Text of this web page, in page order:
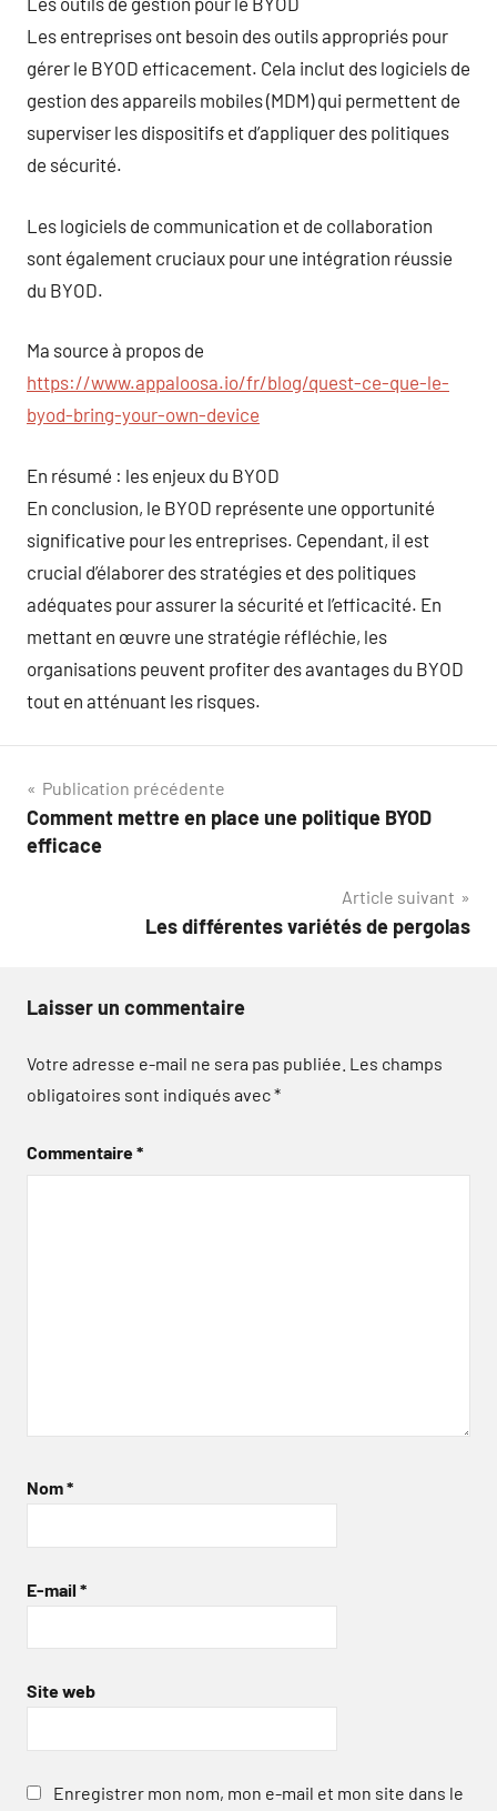
Les entreprises ont besoin des outils appropriés pour
gérer le BYOD efficacement. Cela inclut des logiciels de
gestion des appareils mobiles (MDM) qui permettent de
superviser les dispositifs et d’appliquer des politiques
de sécurité.
Les logiciels de communication et de collaboration
sont également cruciaux pour une intégration réussie
du BYOD.
Ma source à propos de
https://www.appaloosa.io/fr/blog/quest-ce-que-le-
byod-bring-your-own-device
En résumé : les enjeux du BYOD
En conclusion, le BYOD représente une opportunité
significative pour les entreprises. Cependant, il est
crucial d’élaborer des stratégies et des politiques
adéquates pour assurer la sécurité et l’efficacité. En
mettant en œuvre une stratégie réfléchie, les
organisations peuvent profiter des avantages du BYOD
tout en atténuant les risques.
Navigation
de
Publication précédente
Comment mettre en place une politique BYOD
efficace
Article suivant
Les différentes variétés de pergolas
Laisser un commentaire
Votre adresse e-mail ne sera pas publiée. Les champs
obligatoires sont indiqués avec*
Commentaire*
Nom*
E-mail *
Site web
Enregistrer mon nom, mon e-mail et mon site dans le